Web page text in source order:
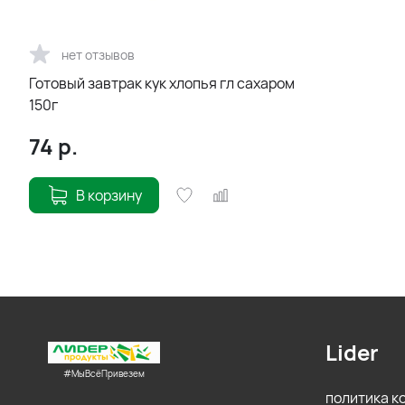
нет отзывов
Готовый завтрак кук хлопья гл сахаром
150г
74 р.
В корзину
#МыВсёПривезем
Lider
политика